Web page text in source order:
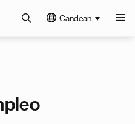
Candean